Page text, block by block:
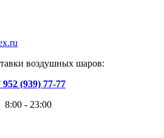
воздушных шаров:
952 (939) 77-77
8:00 - 23:00